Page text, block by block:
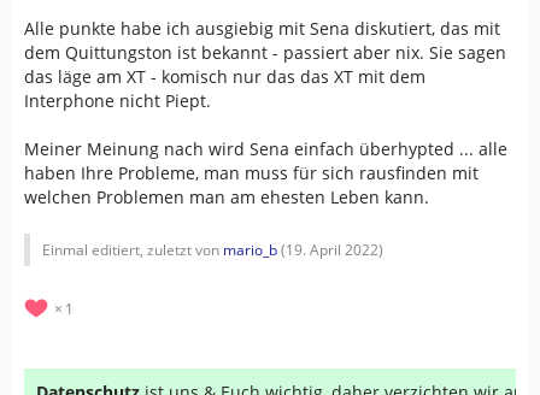
Alle punkte habe ich ausgiebig mit Sena diskutiert, das mit
dem Quittungston ist bekannt - passiert aber nix. Sie sagen
das läge am XT - komisch nur das das XT mit dem
Interphone nicht Piept.
Meiner Meinung nach wird Sena einfach überhypted ... alle
haben Ihre Probleme, man muss für sich rausfinden mit
welchen Problemen man am ehesten Leben kann.
Einmal editiert, zuletzt von mario_b(19. April 2022)
1